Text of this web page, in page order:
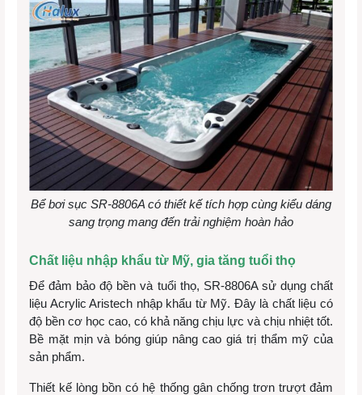
Bể bơi sục SR-8806A có thiết kế tích hợp cùng kiểu dáng
sang trọng mang đến trải nghiệm hoàn hảo
Chất liệu nhập khẩu từ Mỹ, gia tăng tuổi thọ
Để đảm bảo độ bền và tuổi thọ, SR-8806A sử dụng chất
liệu Acrylic Aristech nhập khẩu từ Mỹ. Đây là chất liệu có
độ bền cơ học cao, có khả năng chịu lực và chịu nhiệt tốt.
Bề mặt mịn và bóng giúp nâng cao giá trị thẩm mỹ của
sản phẩm.
Thiết kế lòng bồn có hệ thống gân chống trơn trượt đảm